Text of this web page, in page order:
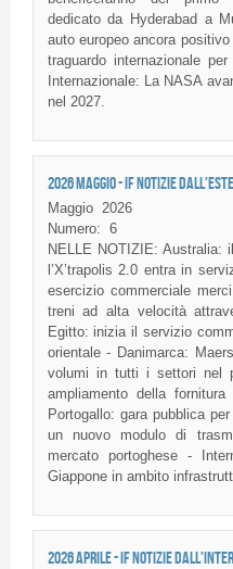
dedicato da Hyderabad a
auto europeo ancora
traguardo internazionale
Internazionale: La NASA
nel 2027.
2026 MAGGIO - IF NOTIZIE
Maggio 2026
Numero: 6
NELLE NOTIZIE: Australia:
l’X’trapolis 2.0 entra in
esercizio commerciale
treni ad alta velocità
Egitto: inizia il servizio
orientale - Danimarca:
volumi in tutti i settori nel
ampliamento della
Portogallo: gara pubblica
un nuovo modulo di
mercato portoghese -
Giappone in ambito
2026 APRILE - IF NOTIZIE